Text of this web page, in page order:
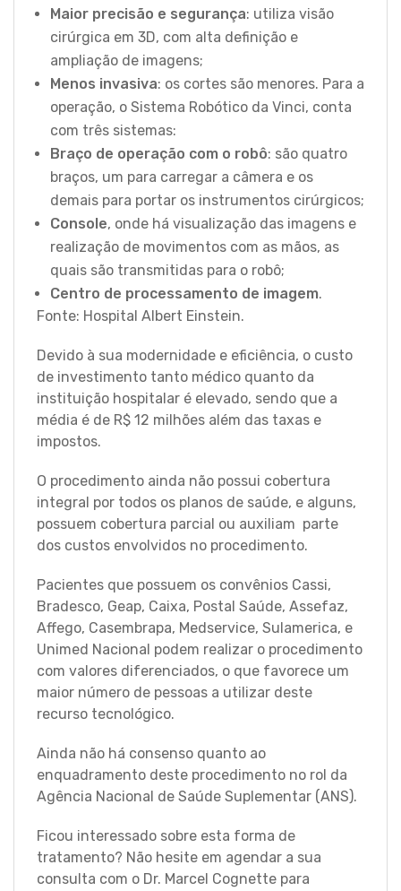
Maior precisão e segurança: utiliza visão
cirúrgica em 3D, com alta definição e
ampliação de imagens;
Menos invasiva: os cortes são menores. Para a
operação, o Sistema Robótico da Vinci, conta
com três sistemas:
Braço de operação com o robô: são quatro
braços, um para carregar a câmera e os
demais para portar os instrumentos cirúrgicos;
Console, onde há visualização das imagens e
realização de movimentos com as mãos, as
quais são transmitidas para o robô;
Centro de processamento de imagem.
Fonte: Hospital Albert Einstein.
Devido à sua modernidade e eficiência, o custo
de investimento tanto médico quanto da
instituição hospitalar é elevado, sendo que a
média é de R$ 12 milhões além das taxas e
impostos.
O procedimento ainda não possui cobertura
integral por todos os planos de saúde, e alguns,
possuem cobertura parcial ou auxiliam parte
dos custos envolvidos no procedimento.
Pacientes que possuem os convênios Cassi,
Bradesco, Geap, Caixa, Postal Saúde, Assefaz,
Affego, Casembrapa, Medservice, Sulamerica, e
Unimed Nacional podem realizar o procedimento
com valores diferenciados, o que favorece um
maior número de pessoas a utilizar deste
recurso tecnológico.
Ainda não há consenso quanto ao
enquadramento deste procedimento no rol da
Agência Nacional de Saúde Suplementar (ANS).
Ficou interessado sobre esta forma de
tratamento? Não hesite em agendar a sua
consulta com o Dr. Marcel Cognette para